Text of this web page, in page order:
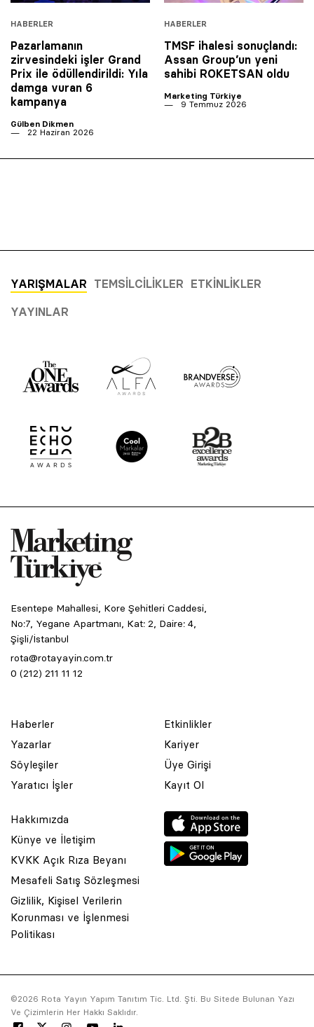
HABERLER
Pazarlamanın
zirvesindeki işler Grand
Prix ile ödüllendirildi: Yıla
damga vuran 6
kampanya
Gülben Dikmen
22 Haziran 2026
HABERLER
TMSF ihalesi sonuçlandı:
Assan Group’un yeni
sahibi ROKETSAN oldu
Marketing Türkiye
9 Temmuz 2026
YARIŞMALAR TEMSILCILIKLER ETKINLIKLER
YAYINLAR
Esentepe Mahallesi, Kore Şehitleri Caddesi,
No:7, Yegane Apartmanı, Kat: 2, Daire: 4,
Şişli/İstanbul
rota@rotayayin.com.tr
0 (212) 211 11 12
Haberler
Yazarlar
Söyleşiler
Yaratıcı İşler
Etkinlikler
Kariyer
Üye Girişi
Kayıt Ol
Hakkımızda
Künye ve İletişim
KVKK Açık Rıza Beyanı
Mesafeli Satış Sözleşmesi
Gizlilik, Kişisel Verilerin
Korunması ve İşlenmesi
Politikası
©2026 Rota Yayın Yapım Tanıtım Tic. Ltd. Şti. Bu Sitede Bulunan Yazı
Ve Çizimlerin Her Hakkı Saklıdır.
© 2001 Rota Yayın Yapım Tanıtım Tic. Ltd. Şti. Bu Sitede Bulunan Yazı
Ve Çizimlerin Her Hakkı Saklıdır.